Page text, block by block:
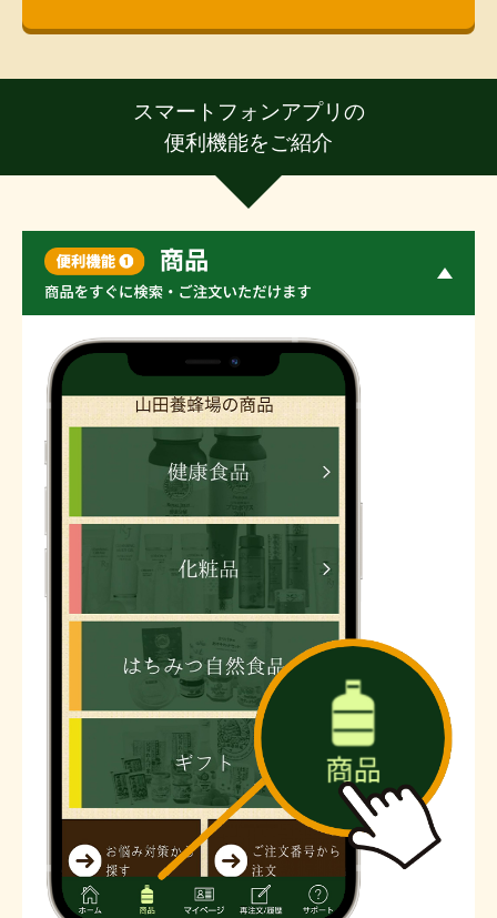
スマートフォンアプリの
便利機能をご紹介